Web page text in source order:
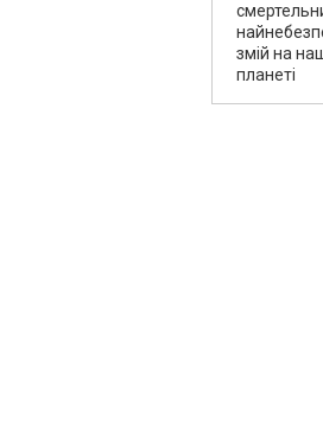
змій на
планеті